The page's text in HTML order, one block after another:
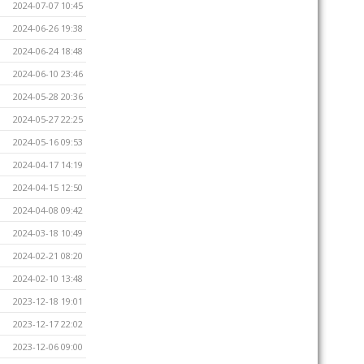
2024-07-07 10:45
2024-06-26 19:38
2024-06-24 18:48
2024-06-10 23:46
2024-05-28 20:36
2024-05-27 22:25
2024-05-16 09:53
2024-04-17 14:19
2024-04-15 12:50
2024-04-08 09:42
2024-03-18 10:49
2024-02-21 08:20
2024-02-10 13:48
2023-12-18 19:01
2023-12-17 22:02
2023-12-06 09:00